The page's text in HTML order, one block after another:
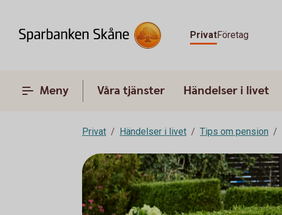
PrivatFöretag
Meny Våra tjänster Händelser i livet
Privat Händelser i livet Tips om pension